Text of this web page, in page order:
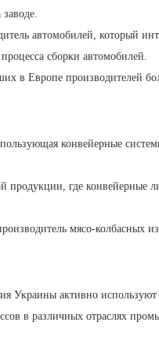
автомобилей, который
сборки автомобилей.
в Европе производителей
конвейерные
где конвейерные
мясо-колбасных
Украины активно
в различных отраслях